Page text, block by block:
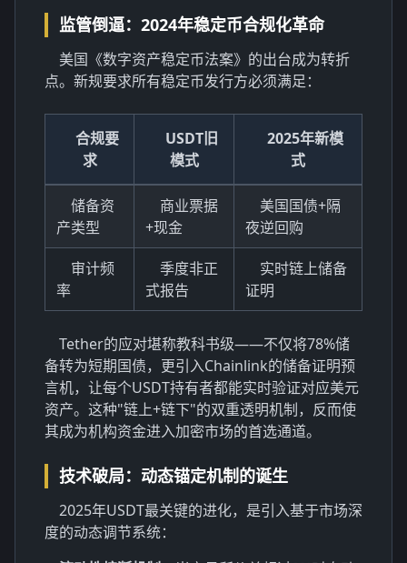
监管倒逼：2024年稳定币合规化革命
美国《数字资产稳定币法案》的出台成为转折
点。新规要求所有稳定币发行方必须满足：
合规要
求
USDT旧
模式
2025年新模
式
储备资
产类型
商业票据
+现金
美国国债+隔
夜逆回购
审计频
率
季度非正
式报告
实时链上储备
证明
Tether的应对堪称教科书级——不仅将78%储
备转为短期国债，更引入Chainlink的储备证明预
言机，让每个USDT持有者都能实时验证对应美元
资产。这种"链上+链下"的双重透明机制，反而使
其成为机构资金进入加密市场的首选通道。
技术破局：动态锚定机制的诞生
2025年USDT最关键的进化，是引入基于市场深
度的动态调节系统：